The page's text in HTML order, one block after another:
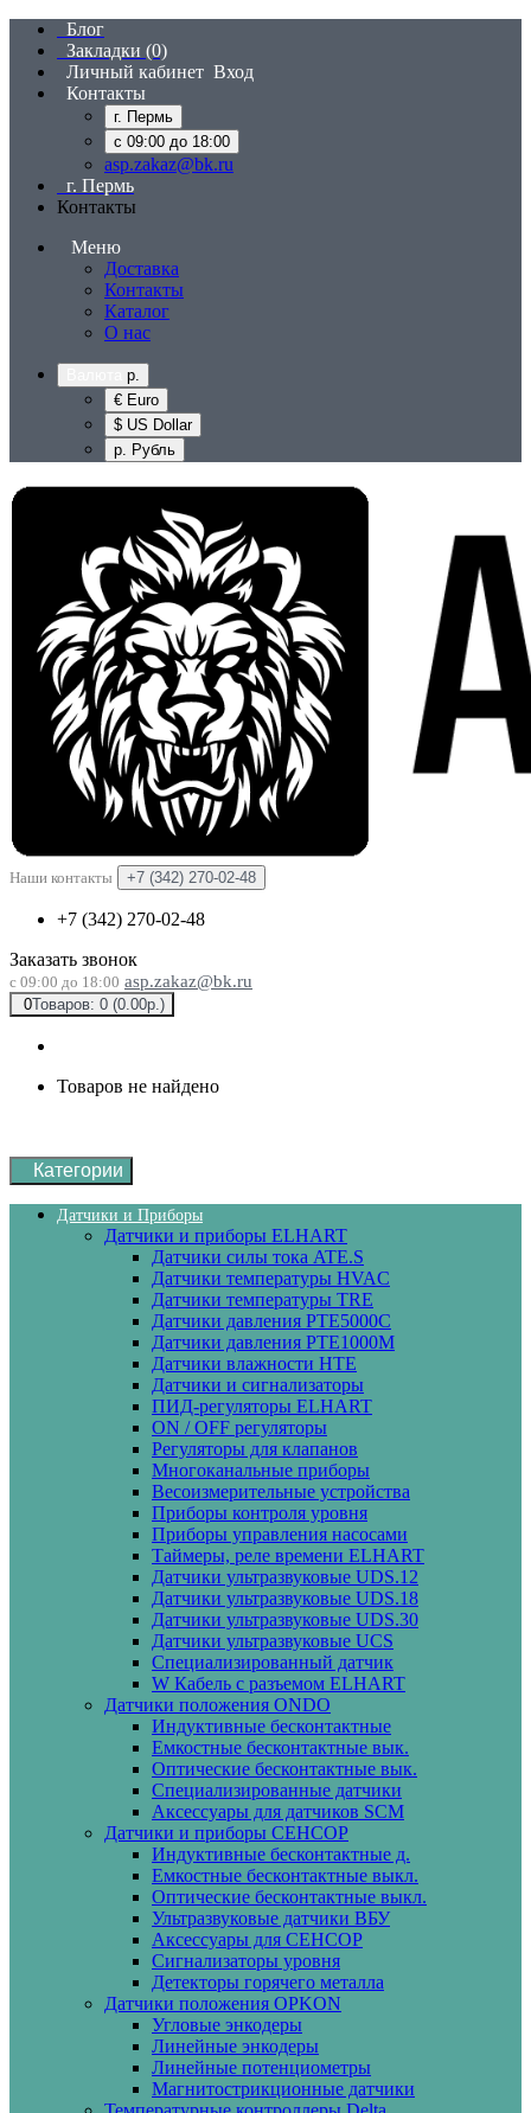
Блог
Закладки (0)
Личный кабинет Вход
Контакты
г. Пермь
с 09:00 до 18:00
asp.zakaz@bk.ru
г. Пермь
Контакты
Меню
Доставка
Контакты
Каталог
О нас
р.
€ Euro
$ US Dollar
р. Рубль
Наши контакты +7 (342) 270-02-48
+7 (342) 270-02-48
Заказать звонок
с 09:00 до 18:00 asp.zakaz@bk.ru
0Товаров: 0 (0.00р.)
Товаров не найдено
Категории
Датчики и Приборы
Датчики и приборы ELHART
Датчики силы тока ATE.S
Датчики температуры HVAC
Датчики температуры ТRE
Датчики давления PTE5000C
Датчики давления РТЕ1000М
Датчики влажности HTE
Датчики и сигнализаторы
ПИД-регуляторы ELHART
ON / OFF регуляторы
Регуляторы для клапанов
Многоканальные приборы
Весоизмерительные устройства
Приборы контроля уровня
Приборы управления насосами
Таймеры, реле времени ELHART
Датчики ультразвуковые UDS.12
Датчики ультразвуковые UDS.18
Датчики ультразвуковые UDS.30
Датчики ультразвуковые UCS
Специализированный датчик
W Кабель с разъемом ELHART
Датчики положения ONDO
Индуктивные бесконтактные
Емкостные бесконтактные вык.
Оптические бесконтактные вык.
Специализированные датчики
Аксессуары для датчиков SCM
Датчики и приборы СЕНСОР
Индуктивные бесконтактные д.
Емкостные бесконтактные выкл.
Оптические бесконтактные выкл.
Ультразвуковые датчики ВБУ
Аксессуары для СЕНСОР
Сигнализаторы уровня
Детекторы горячего металла
Датчики положения OPKON
Угловые энкодеры
Линейные энкодеры
Линейные потенциометры
Магнитострикционные датчики